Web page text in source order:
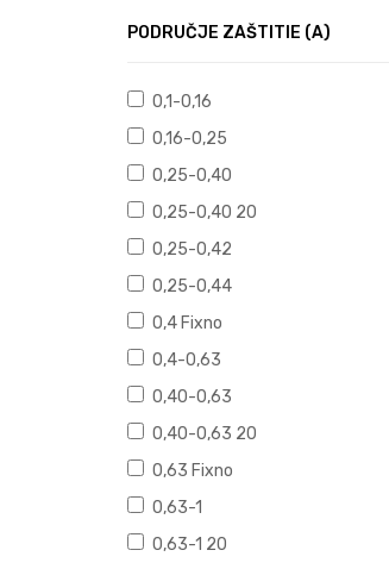
PODRUČJE ZAŠTITIE (A)
0,1-0,16
0,16-0,25
0,25-0,40
0,25-0,40 20
0,25-0,42
0,25-0,44
0,4 Fixno
0,4-0,63
0,40-0,63
0,40-0,63 20
0,63 Fixno
0,63-1
0,63-1 20